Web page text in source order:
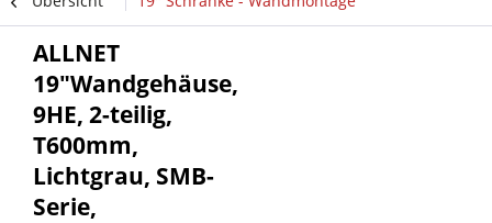
ALLNET
19"Wandgehäuse,
9HE, 2-teilig,
T600mm,
Lichtgrau, SMB-
Serie,